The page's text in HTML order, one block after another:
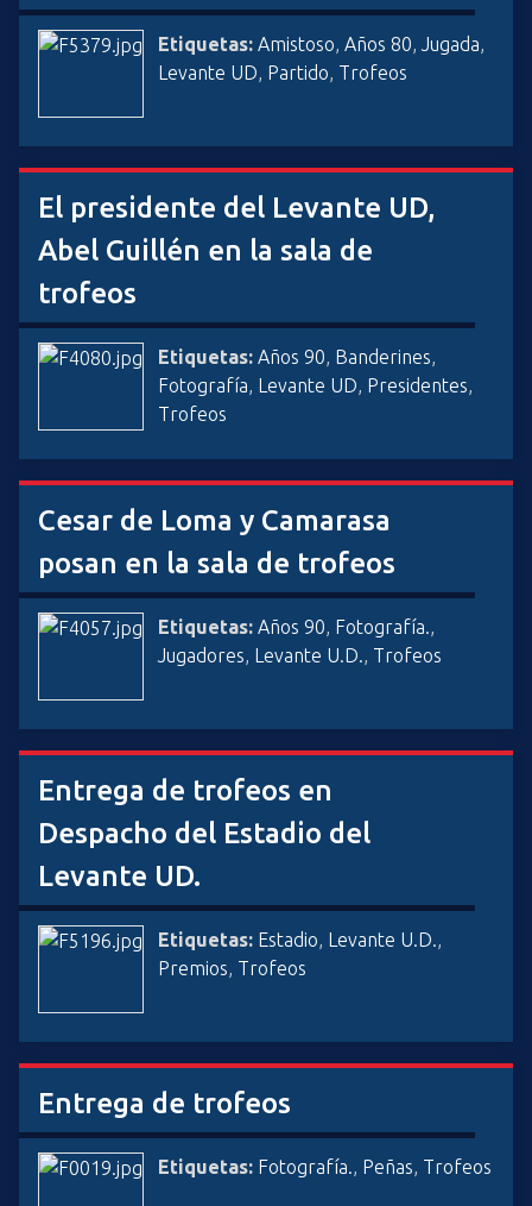
Etiquetas: Amistoso, Años 80, Jugada,
Levante UD, Partido, Trofeos
El presidente del Levante UD,
Abel Guillén en la sala de
trofeos
Etiquetas: Años 90, Banderines,
Fotografía, Levante UD, Presidentes,
Trofeos
Cesar de Loma y Camarasa
posan en la sala de trofeos
Etiquetas: Años 90, Fotografía.,
Jugadores, Levante U.D., Trofeos
Entrega de trofeos en
Despacho del Estadio del
Levante UD.
Etiquetas: Estadio, Levante U.D.,
Premios, Trofeos
Entrega de trofeos
Etiquetas: Fotografía., Peñas, Trofeos